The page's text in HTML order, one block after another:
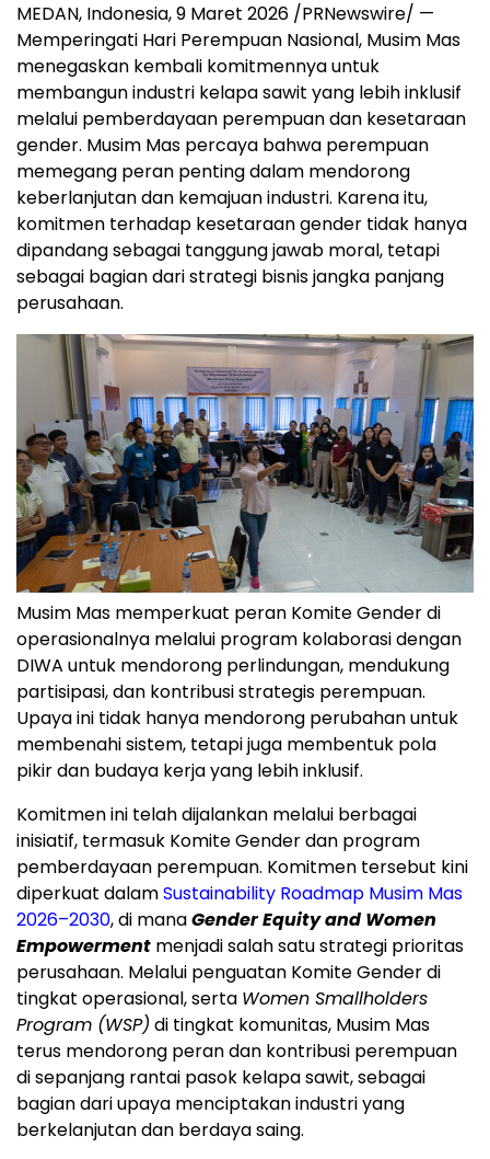
MEDAN, Indonesia,9 Maret 2026 /PRNewswire/ —
Memperingati Hari Perempuan Nasional, Musim Mas
menegaskan kembali komitmennya untuk
membangun industri kelapa sawit yang lebih inklusif
melalui pemberdayaan perempuan dan kesetaraan
gender. Musim Mas percaya bahwa perempuan
memegang peran penting dalam mendorong
keberlanjutan dan kemajuan industri. Karena itu,
komitmen terhadap kesetaraan gender tidak hanya
dipandang sebagai tanggung jawab moral, tetapi
sebagai bagian dari strategi bisnis jangka panjang
perusahaan.
Musim Mas memperkuat peran Komite Gender di
operasionalnya melalui program kolaborasi dengan
DIWA untuk mendorong perlindungan, mendukung
partisipasi, dan kontribusi strategis perempuan.
Upaya ini tidak hanya mendorong perubahan untuk
membenahi sistem, tetapi juga membentuk pola
pikir dan budaya kerja yang lebih inklusif.
Komitmen ini telah dijalankan melalui berbagai
inisiatif, termasuk Komite Gender dan program
pemberdayaan perempuan. Komitmen tersebut kini
diperkuat dalamSustainability Roadmap Musim Mas
2026–2030, di manaGender Equity and Women
Empowerment menjadi salah satu strategi prioritas
perusahaan. Melalui penguatan Komite Gender di
tingkat operasional, serta Women Smallholders
Program (WSP) di tingkat komunitas, Musim Mas
terus mendorong peran dan kontribusi perempuan
di sepanjang rantai pasok kelapa sawit, sebagai
bagian dari upaya menciptakan industri yang
berkelanjutan dan berdaya saing.